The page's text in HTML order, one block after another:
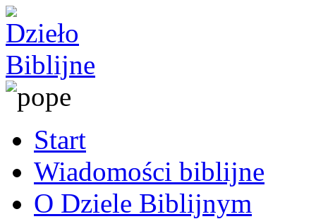
Start
Wiadomości biblijne
O Dziele Biblijnym